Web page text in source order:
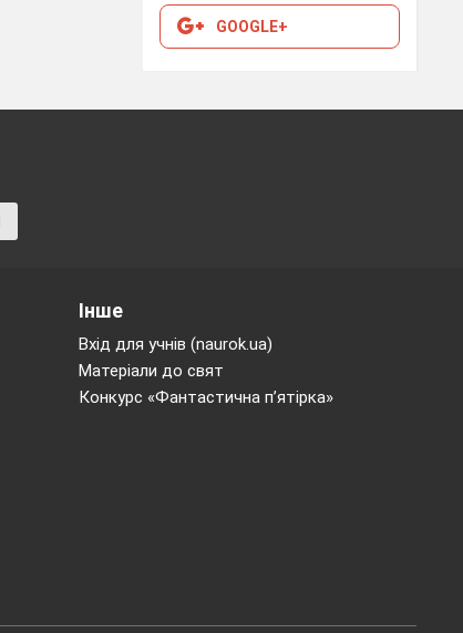
GOOGLE+
Інше
Вхід для учнів (naurok.ua)
Матеріали до свят
Конкурс «Фантастична п’ятірка»